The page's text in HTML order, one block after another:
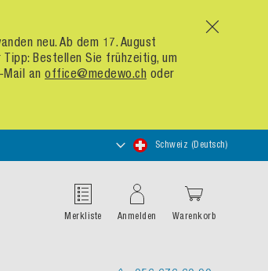
x
neu. Ab dem 17. August
Bestellen Sie frühzeitig, um
Mail an office@medewo.ch oder
Store
auswählen
Schweiz (Deutsch)
Merkliste Anmelden Warenkorb